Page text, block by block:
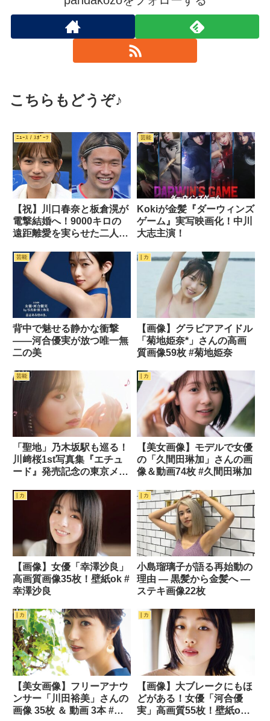
こちらもどうぞ♪
ﾆｭｰｽ / ｽﾎﾟｰﾂ
【祝】川口春奈と板倉滉が
電撃結婚へ！9000キロの
遠距離愛を実らせた二人の
芸能
Kokiが金髪『ダーウィンズ
ゲーム』実写映画化！中川
大志主演！
芸能
背中で魅せる静かな衝撃
――河合優実が放つ唯一無
二の美
| カ
【画像】グラビアアイドル
「菊地姫奈*」さんの高画
質画像59枚 #菊地姫奈
芸能
「聖地」乃木坂駅も巡る！
川﨑桜1st写真集『エチュ
ード』発売記念の東京メト
定
| カ
【美女画像】モデルで女優
の「久間田琳加」さんの画
像＆動画74枚 #久間田琳加
| カ
【画像】女優「幸澤沙良」
高画質画像35枚！壁紙ok #
幸澤沙良
| カ
小島瑠璃子が語る再始動の
理由 — 黒髪から金髪へ —
ステキ画像22枚
| カ
【美女画像】フリーアナウ
ンサー「川田裕美」さんの
画像 35枚 ＆ 動画 3本 #川
| カ
【画像】大ブレークにもほ
どがある！女優「河合優
実」高画質55枚！壁紙ok #